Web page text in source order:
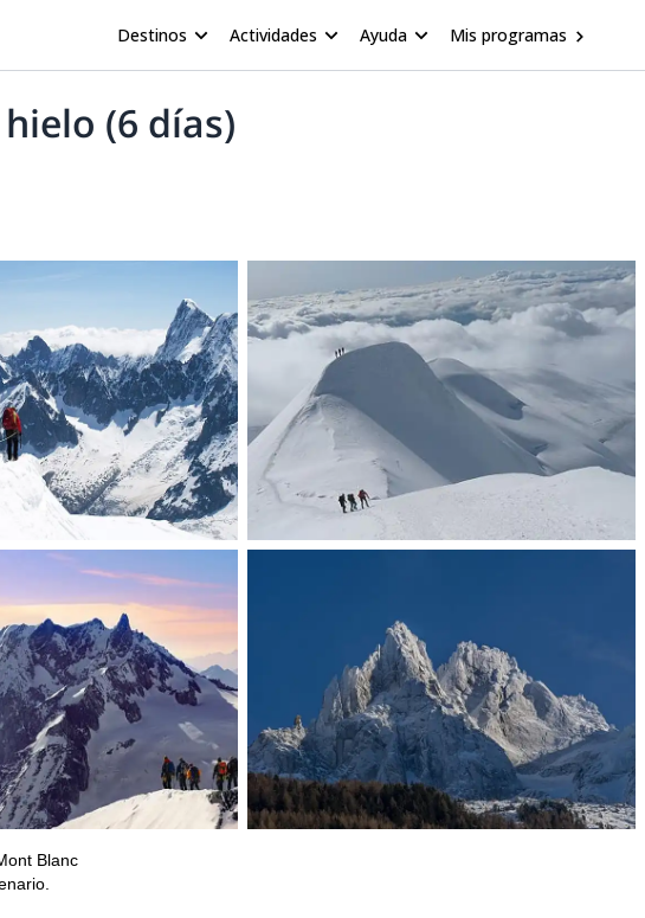
Destinos Actividades Ayuda Mis programas
(6 días)
Blanc